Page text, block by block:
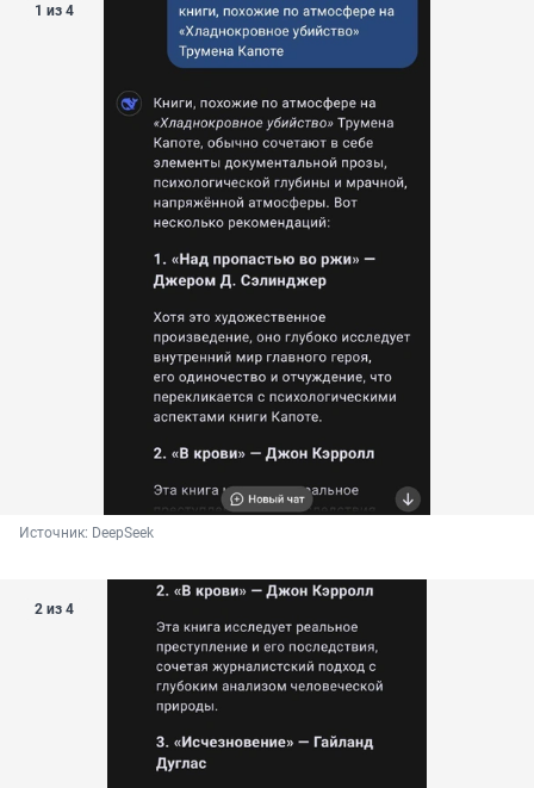
1 из 4
Источник: DeepSeek
2 из 4